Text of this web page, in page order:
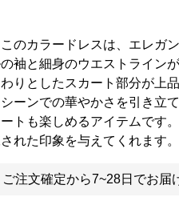
のカラードレスは、エレガ
袖と細身のウエストライン
りとしたスカート部分が上
ーンでの華やかさを引き立
トも楽しめるアイテムです
れた印象を与えてくれます。
ご注文確定から7~28日でお届